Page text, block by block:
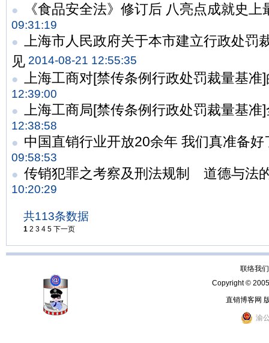
●
《食品安全法》修订后 八亮点成就史上
09:31:19
● 上海市人民政府关于本市建立行政处罚
见 2014-08-21 12:55:35
● 上海工商对[禁传条例行政处罚裁量基准
12:39:00
● 上海工商局[禁传条例行政处罚裁量基准
12:38:58
● 中国直销行业开放20余年 我们真准备好
09:58:53
● 传销犯罪之考察及刑法规制 道德与法
10:20:29
共113条数据
1 2 3 4 5 下一页
联络我
Copyright ©
直销博客网
渝